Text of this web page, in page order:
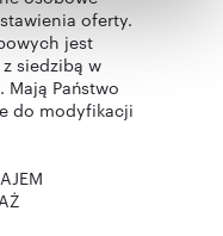
podczas
oferty.
jest
siedzibą w
Mają Państwo
do modyfikacji